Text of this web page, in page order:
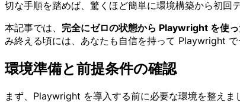
切な手順を踏めば、驚くほど簡単に環境構築から初回
本記事では、 完全にゼロの状態から Playwright を使
み終える頃には、あなたも自信を持って Playwright で
環境準備と前提条件の確認
まず、Playwright を導入する前に必要な環境を整えま